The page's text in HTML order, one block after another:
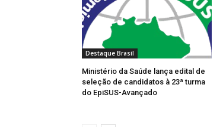
Destaque Brasil
Ministério da Saúde lança edital de
seleção de candidatos à 23ª turma
do EpiSUS-Avançado